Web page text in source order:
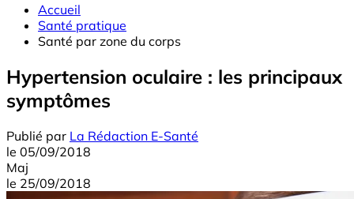
Accueil
Santé pratique
Santé par zone du corps
Hypertension oculaire : les principaux
symptômes
Publié par La Rédaction E-Santé
le 05/09/2018
Maj
le 25/09/2018